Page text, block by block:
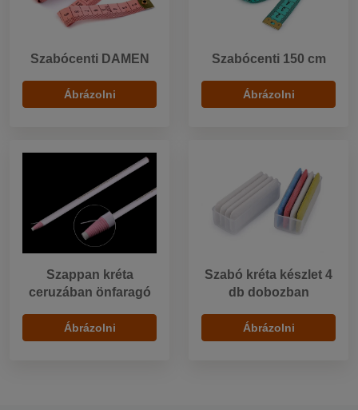
Szabócenti DAMEN
Ábrázolni
Szabócenti 150 cm
Ábrázolni
Szappan kréta
ceruzában önfaragó
Ábrázolni
Szabó kréta készlet 4
db dobozban
Ábrázolni